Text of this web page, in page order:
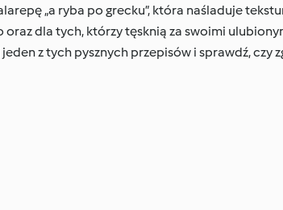
„a ryba po grecku”, która naśladuje
dla tych, którzy tęsknią za swoimi
z tych pysznych przepisów i sprawdź, czy